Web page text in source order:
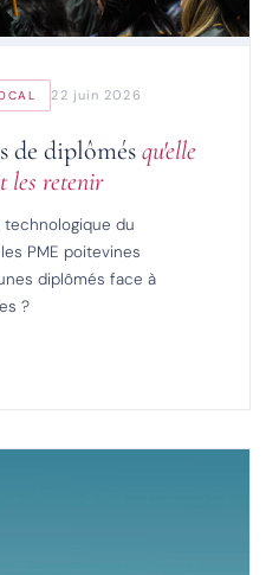
22 juin 2026
de diplômésqu'elle
les retenir
du
PME poitevines
diplômés face à
?